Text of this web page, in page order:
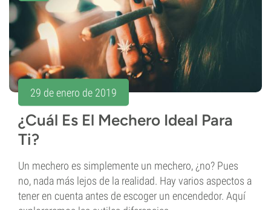
29 de enero de 2019
¿Cuál Es El Mechero Ideal Para
Ti?
Un mechero es simplemente un mechero, ¿no? Pues
no, nada más lejos de la realidad. Hay varios aspectos a
tener en cuenta antes de escoger un encendedor. Aquí